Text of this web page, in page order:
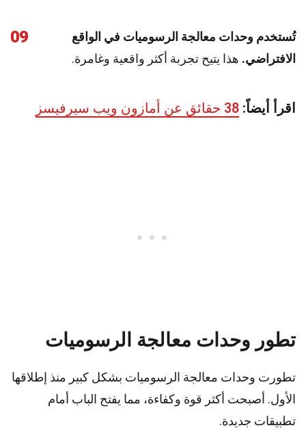
09
تُستخدم وحدات معالجة الرسوميات في الواقع
الافتراضي. هذا يتيح تجربة أكثر واقعية وغامرة.
اقرأ أيضاً: 38 حقائق عن أمازون ويب سيرفيسز
تطور وحدات معالجة الرسوميات
تطورت وحدات معالجة الرسوميات بشكل كبير منذ إطلاقها
الأول. أصبحت أكثر قوة وكفاءة، مما يفتح الباب أمام
تطبيقات جديدة.